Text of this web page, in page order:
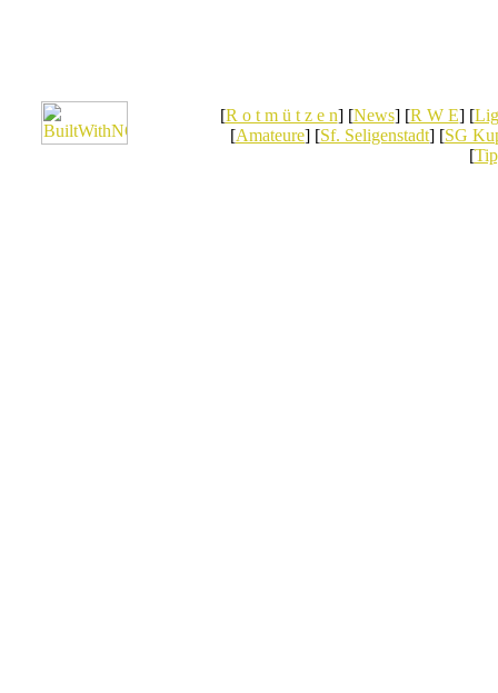
[R o t m ü t z e n] [News] [R W E] [
[Amateure] [Sf. Seligenstadt] [SG
[